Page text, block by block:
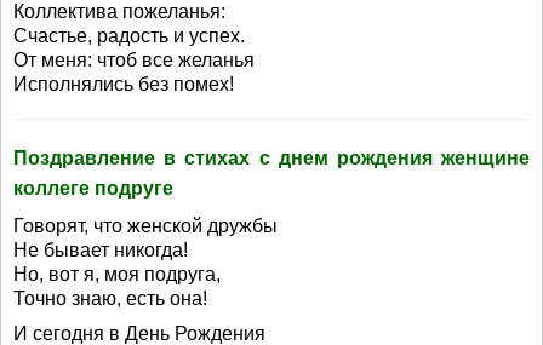
Коллектива пожеланья:
Счастье, радость и успех.
От меня: чтоб все желанья
Исполнялись без помех!
Поздравление в стихах с днем рождения женщине
коллеге подруге
Говорят, что женской дружбы
Не бывает никогда!
Но, вот я, моя подруга,
Точно знаю, есть она!
И сегодня в День Рождения